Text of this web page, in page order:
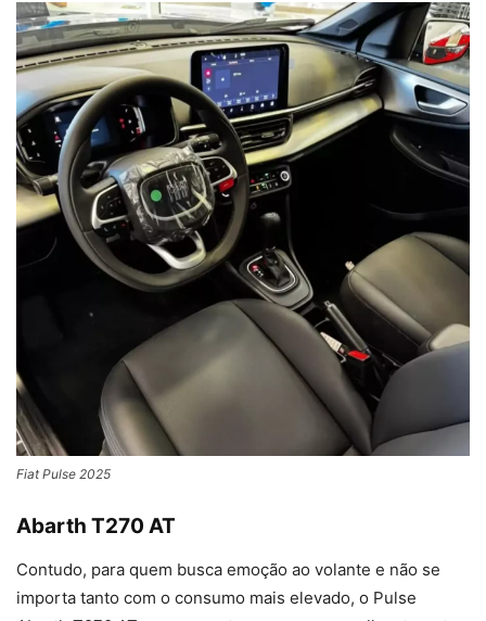
Fiat Pulse 2025
Abarth T270 AT
Contudo, para quem busca emoção ao volante e não se
importa tanto com o consumo mais elevado, o Pulse